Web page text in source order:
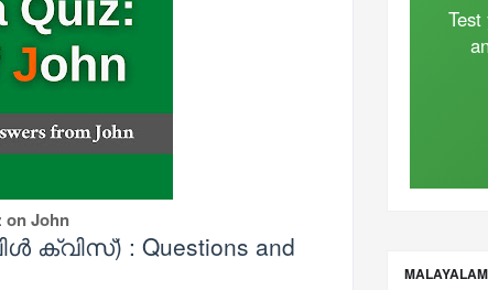
on John
ക്വിസ്) : Questions and